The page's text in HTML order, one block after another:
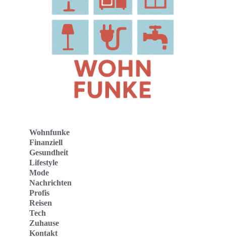
Wohnfunke
Finanziell
Gesundheit
Lifestyle
Mode
Nachrichten
Profis
Reisen
Tech
Zuhause
Kontakt